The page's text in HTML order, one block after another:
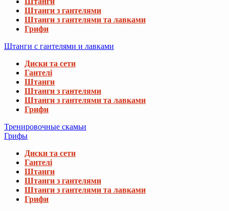
Штанги з гантелями
Штанги з гантелями та лавками
Грифи
Штанги с гантелями и лавками
Диски та сети
Гантелі
Штанги
Штанги з гантелями
Штанги з гантелями та лавками
Грифи
Тренировочные скамьи
Грифы
Диски та сети
Гантелі
Штанги
Штанги з гантелями
Штанги з гантелями та лавками
Грифи